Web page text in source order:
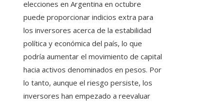
elecciones en Argentina en octubre
puede proporcionar indicios extra para
los inversores acerca de la estabilidad
política y económica del país, lo que
podría aumentar el movimiento de capital
hacia activos denominados en pesos. Por
lo tanto, aunque el riesgo persiste, los
inversores han empezado a reevaluar